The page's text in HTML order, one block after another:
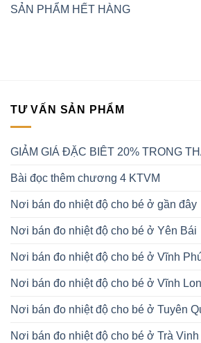
SẢN PHẨM HẾT HÀNG
TƯ VẤN SẢN PHẨM
GIẢM GIÁ ĐẶC BIÊT 20% TRONG
Bài đọc thêm chương 4 KTVM
Nơi bán đo nhiệt độ cho bé ở gần đây
Nơi bán đo nhiệt độ cho bé ở Yên Bái
Nơi bán đo nhiệt độ cho bé ở Vĩnh
Nơi bán đo nhiệt độ cho bé ở Vĩnh
Nơi bán đo nhiệt độ cho bé ở Tuyên
Nơi bán đo nhiệt độ cho bé ở Trà Vinh